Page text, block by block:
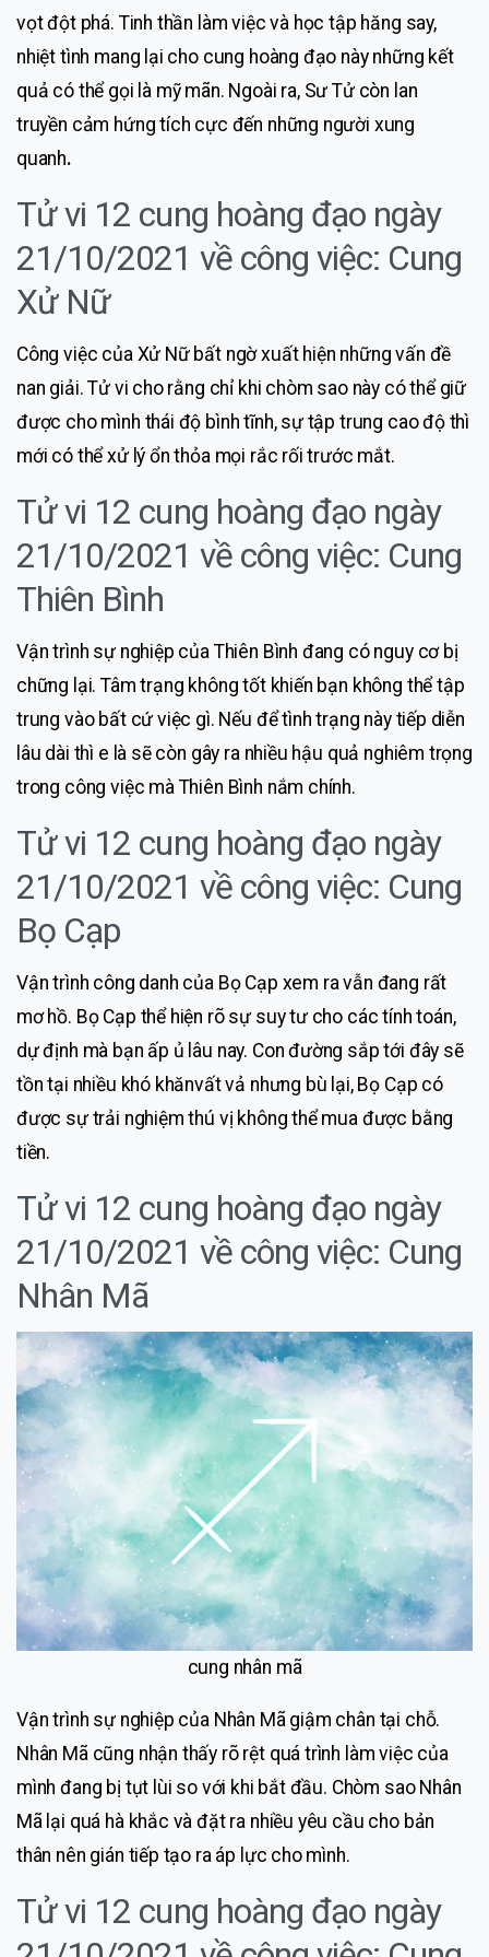
vọt đột phá. Tinh thần làm việc và học tập hăng say,
nhiệt tình mang lại cho cung hoàng đạo này những kết
quả có thể gọi là mỹ mãn. Ngoài ra, Sư Tử còn lan
truyền cảm hứng tích cực đến những người xung
quanh.
Tử vi 12 cung hoàng đạo ngày
21/10/2021 về công việc: Cung
Xử Nữ
Công việc của Xử Nữ bất ngờ xuất hiện những vấn đề
nan giải. Tử vi cho rằng chỉ khi chòm sao này có thể giữ
được cho mình thái độ bình tĩnh, sự tập trung cao độ thì
mới có thể xử lý ổn thỏa mọi rắc rối trước mắt.
Tử vi 12 cung hoàng đạo ngày
21/10/2021 về công việc: Cung
Thiên Bình
Vận trình sự nghiệp của Thiên Bình đang có nguy cơ bị
chững lại. Tâm trạng không tốt khiến bạn không thể tập
trung vào bất cứ việc gì. Nếu để tình trạng này tiếp diễn
lâu dài thì e là sẽ còn gây ra nhiều hậu quả nghiêm trọng
trong công việc mà Thiên Bình nắm chính.
Tử vi 12 cung hoàng đạo ngày
21/10/2021 về công việc: Cung
Bọ Cạp
Vận trình công danh của Bọ Cạp xem ra vẫn đang rất
mơ hồ. Bọ Cạp thể hiện rõ sự suy tư cho các tính toán,
dự định mà bạn ấp ủ lâu nay. Con đường sắp tới đây sẽ
tồn tại nhiều khó khănvất vả nhưng bù lại, Bọ Cạp có
được sự trải nghiệm thú vị không thể mua được bằng
tiền.
Tử vi 12 cung hoàng đạo ngày
21/10/2021 về công việc: Cung
Nhân Mã
cung nhân mã
Vận trình sự nghiệp của Nhân Mã giậm chân tại chỗ.
Nhân Mã cũng nhận thấy rõ rệt quá trình làm việc của
mình đang bị tụt lùi so với khi bắt đầu. Chòm sao Nhân
Mã lại quá hà khắc và đặt ra nhiều yêu cầu cho bản
thân nên gián tiếp tạo ra áp lực cho mình.
Tử vi 12 cung hoàng đạo ngày